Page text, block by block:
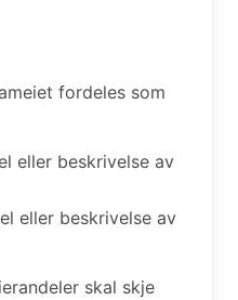
fordeles som
eller beskrivelse av
eller beskrivelse av
skal skje